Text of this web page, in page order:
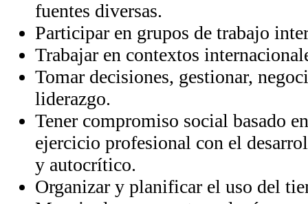
fuentes diversas.
Participar en grupos de trabajo
Trabajar en contextos
Tomar decisiones, gestionar,
liderazgo.
Tener compromiso social basado
ejercicio profesional con el
y autocrítico.
Organizar y planificar el uso del